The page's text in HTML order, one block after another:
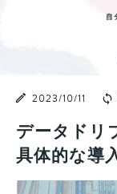
2023/10/11
データドリ
具体的な導